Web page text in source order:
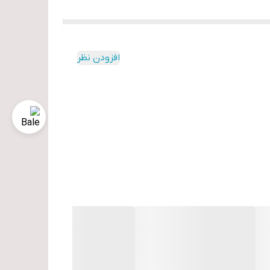
افزودن نظر